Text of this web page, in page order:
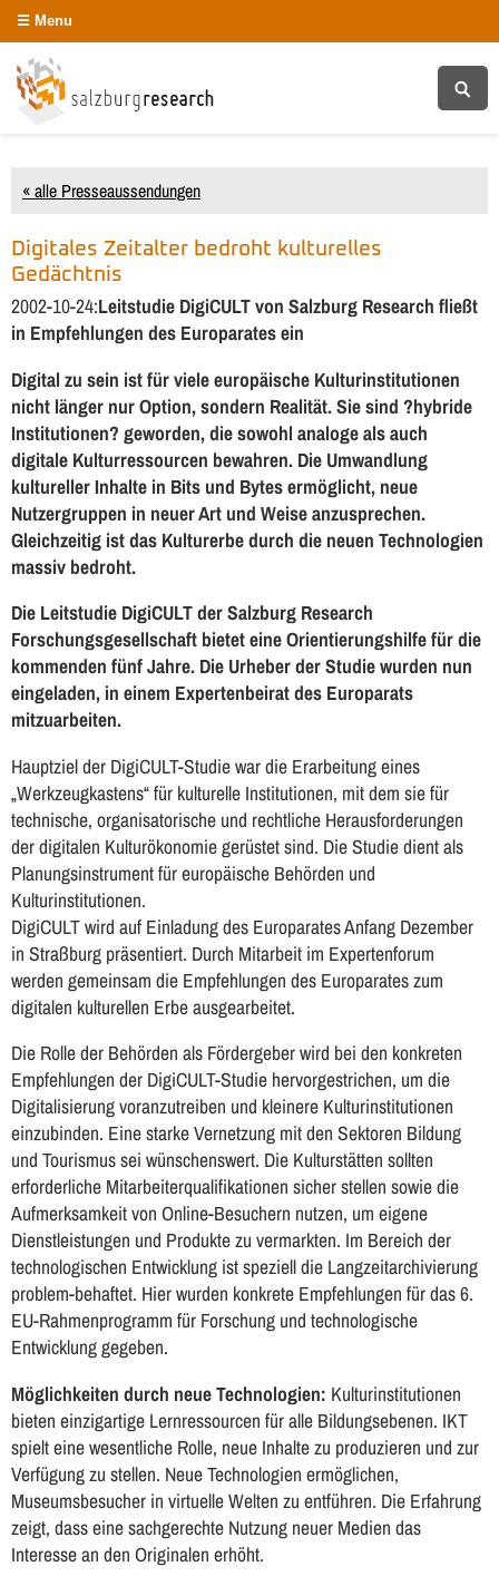
Menu
« alle Presseaussendungen
Digitales Zeitalter bedroht kulturelles
Gedächtnis
2002-10-24:Leitstudie DigiCULT von Salzburg Research fließt
in Empfehlungen des Europarates ein
Digital zu sein ist für viele europäische Kulturinstitutionen
nicht länger nur Option, sondern Realität. Sie sind ?hybride
Institutionen? geworden, die sowohl analoge als auch
digitale Kulturressourcen bewahren. Die Umwandlung
kultureller Inhalte in Bits und Bytes ermöglicht, neue
Nutzergruppen in neuer Art und Weise anzusprechen.
Gleichzeitig ist das Kulturerbe durch die neuen Technologien
massiv bedroht.
Die Leitstudie DigiCULT der Salzburg Research
Forschungsgesellschaft bietet eine Orientierungshilfe für die
kommenden fünf Jahre. Die Urheber der Studie wurden nun
eingeladen, in einem Expertenbeirat des Europarats
mitzuarbeiten.
Hauptziel der DigiCULT-Studie war die Erarbeitung eines
„Werkzeugkastens“ für kulturelle Institutionen, mit dem sie für
technische, organisatorische und rechtliche Herausforderungen
der digitalen Kulturökonomie gerüstet sind. Die Studie dient als
Planungsinstrument für europäische Behörden und
Kulturinstitutionen.
DigiCULT wird auf Einladung des Europarates Anfang Dezember
in Straßburg präsentiert. Durch Mitarbeit im Expertenforum
werden gemeinsam die Empfehlungen des Europarates zum
digitalen kulturellen Erbe ausgearbeitet.
Die Rolle der Behörden als Fördergeber wird bei den konkreten
Empfehlungen der DigiCULT-Studie hervorgestrichen, um die
Digitalisierung voranzutreiben und kleinere Kulturinstitutionen
einzubinden. Eine starke Vernetzung mit den Sektoren Bildung
und Tourismus sei wünschenswert. Die Kulturstätten sollten
erforderliche Mitarbeiterqualifikationen sicher stellen sowie die
Aufmerksamkeit von Online-Besuchern nutzen, um eigene
Dienstleistungen und Produkte zu vermarkten. Im Bereich der
technologischen Entwicklung ist speziell die Langzeitarchivierung
problem-behaftet. Hier wurden konkrete Empfehlungen für das 6.
EU-Rahmenprogramm für Forschung und technologische
Entwicklung gegeben.
Möglichkeiten durch neue Technologien: Kulturinstitutionen
bieten einzigartige Lernressourcen für alle Bildungsebenen. IKT
spielt eine wesentliche Rolle, neue Inhalte zu produzieren und zur
Verfügung zu stellen. Neue Technologien ermöglichen,
Museumsbesucher in virtuelle Welten zu entführen. Die Erfahrung
zeigt, dass eine sachgerechte Nutzung neuer Medien das
Interesse an den Originalen erhöht.